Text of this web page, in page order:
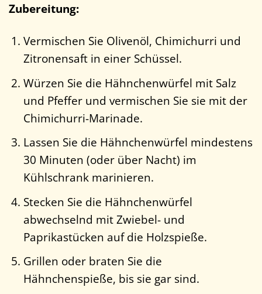
Zubereitung:
Vermischen Sie Olivenöl, Chimichurri und
Zitronensaft in einer Schüssel.
Würzen Sie die Hähnchenwürfel mit Salz
und Pfeffer und vermischen Sie sie mit der
Chimichurri-Marinade.
Lassen Sie die Hähnchenwürfel mindestens
30 Minuten (oder über Nacht) im
Kühlschrank marinieren.
Stecken Sie die Hähnchenwürfel
abwechselnd mit Zwiebel- und
Paprikastücken auf die Holzspieße.
Grillen oder braten Sie die
Hähnchenspieße, bis sie gar sind.